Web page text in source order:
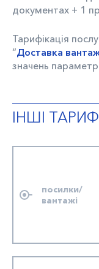
документах + 1
Тарифікація
“Доставка
значень
ІНШІ
посилки/
вантажі